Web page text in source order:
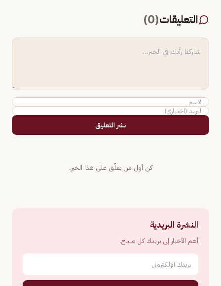
التعليقات(
0
)
نشر التعليق
كن أول من يعلّق على هذا الخبر.
النشرة البريدية
أهم الأخبار إلى بريدك كل صباح.